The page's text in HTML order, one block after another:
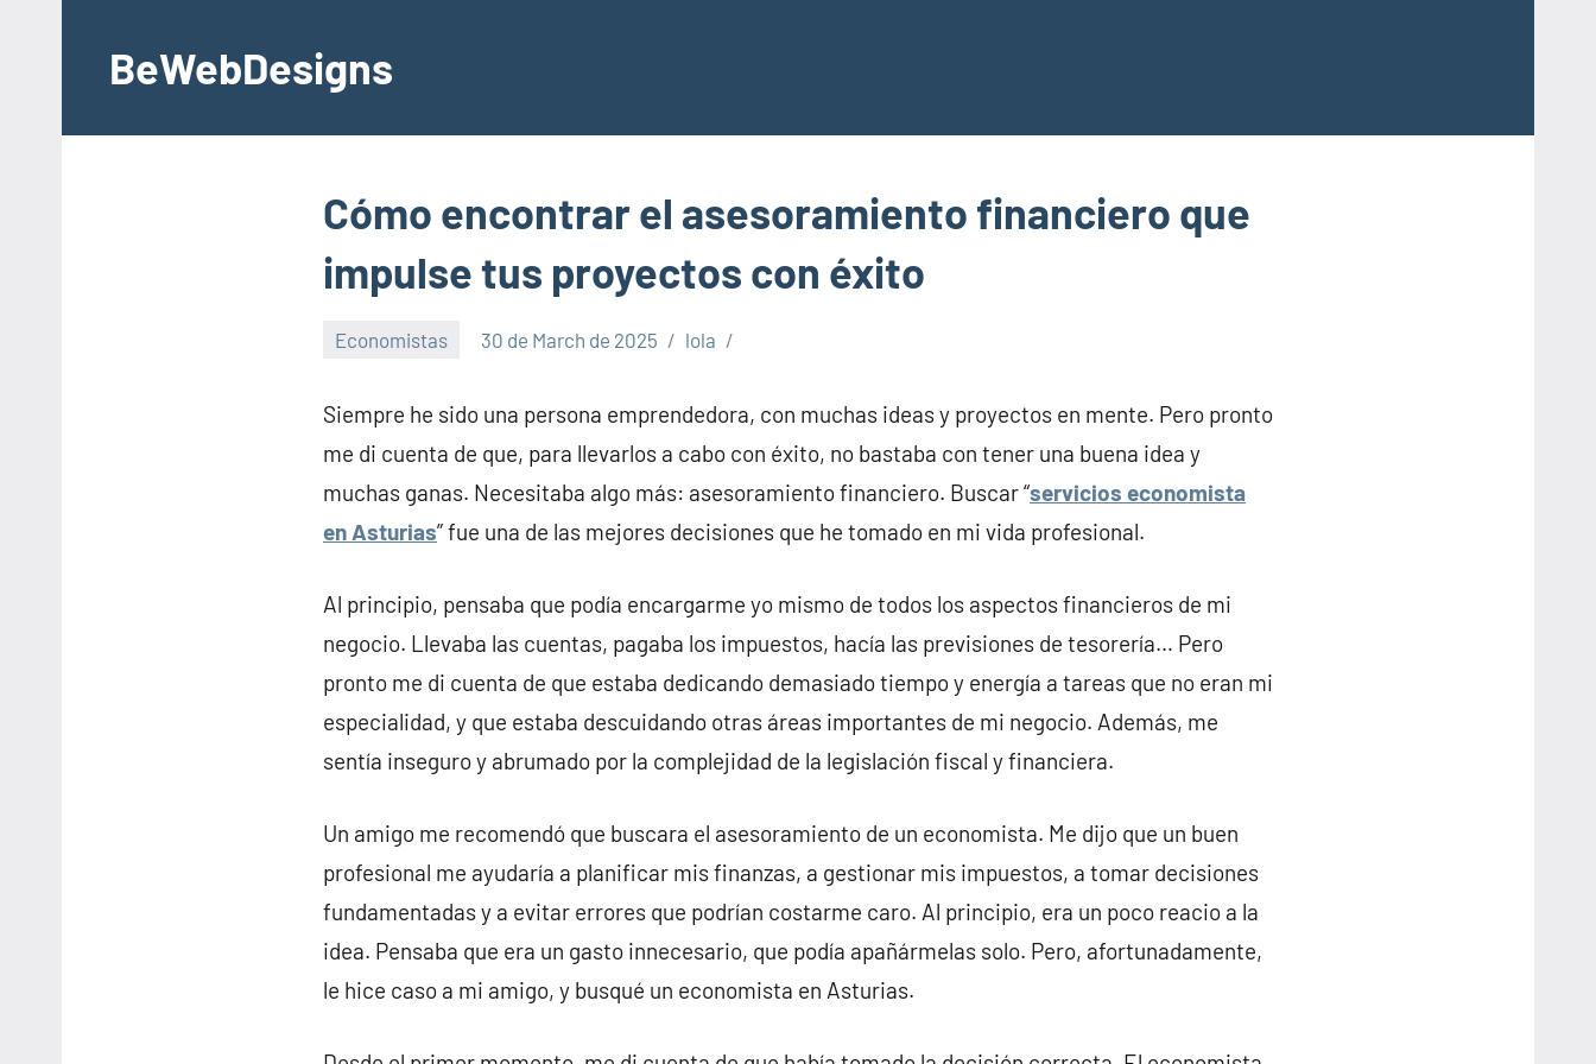
contentBeWebDesigns
Cómo encontrar el asesoramiento financiero que
impulse tus proyectos con éxito
Economistas 30 de March de 2025 lola
Siempre he sido una persona emprendedora, con muchas ideas y proyectos en mente. Pero pronto
me di cuenta de que, para llevarlos a cabo con éxito, no bastaba con tener una buena idea y
muchas ganas. Necesitaba algo más: asesoramiento financiero. Buscar “servicios economista
en Asturias” fue una de las mejores decisiones que he tomado en mi vida profesional.
Al principio, pensaba que podía encargarme yo mismo de todos los aspectos financieros de mi
negocio. Llevaba las cuentas, pagaba los impuestos, hacía las previsiones de tesorería… Pero
pronto me di cuenta de que estaba dedicando demasiado tiempo y energía a tareas que no eran mi
especialidad, y que estaba descuidando otras áreas importantes de mi negocio. Además, me
sentía inseguro y abrumado por la complejidad de la legislación fiscal y financiera.
Un amigo me recomendó que buscara el asesoramiento de un economista. Me dijo que un buen
profesional me ayudaría a planificar mis finanzas, a gestionar mis impuestos, a tomar decisiones
fundamentadas y a evitar errores que podrían costarme caro. Al principio, era un poco reacio a la
idea. Pensaba que era un gasto innecesario, que podía apañármelas solo. Pero, afortunadamente,
le hice caso a mi amigo, y busqué un economista en Asturias.